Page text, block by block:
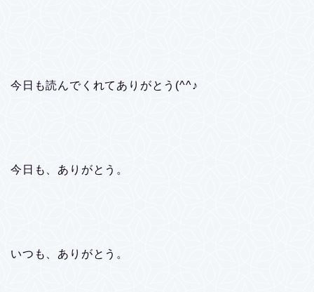
今日も読んでくれてありがとう(^^♪
今日も、ありがとう。
いつも、ありがとう。